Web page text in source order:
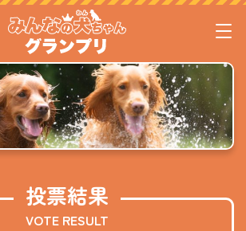
投票結果
VOTE RESULT